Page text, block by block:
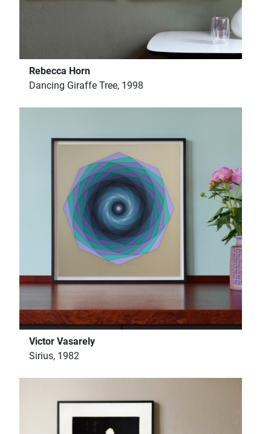
Rebecca Horn
Dancing Giraffe Tree, 1998
Victor Vasarely
Sirius, 1982